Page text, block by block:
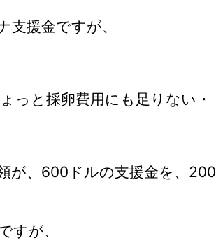
援金ですが、
っと採卵費用にも足りない・
が、600ドルの支援金を、
すが、